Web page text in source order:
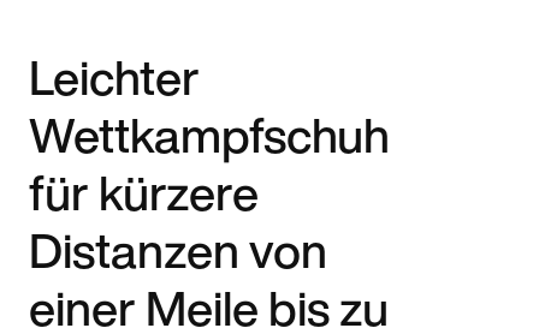
Leichter
Wettkampfschuh
für kürzere
Distanzen von
einer Meile bis zu